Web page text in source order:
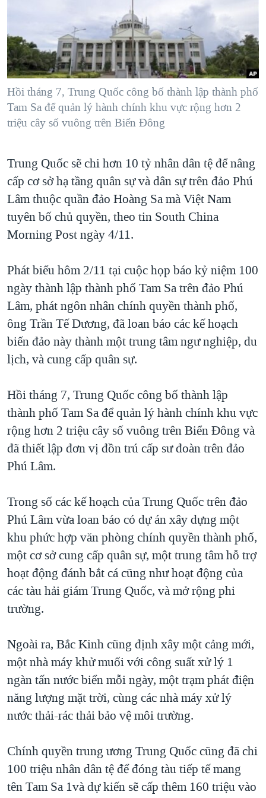
ĐỜI SỐNG
KINH TẾ
KHOA HỌC
SỨC KHOẺ
VĂN HOÁ
GIÁO DỤC
HÀNH TRÌNH BẦU CỬ 2024
MỘT NĂM CHIẾN TRANH TẠI DẢI GAZA
GIẢI MÃ VÀNH ĐAI & CON ĐƯỜNG
NGÀY TỊ NẠN THẾ GIỚI
TRỊNH VĨNH BÌNH - NGƯỜI HẠ 'BÊN THẮNG CUỘC'
GROUND ZERO – XƯA VÀ NAY
CÁC GIÁ TRỊ CỘNG HÒA Ở VIỆT NAM
THƯỢNG ĐỈNH TRUMP-KIM TẠI VIỆT NAM
TRỊNH VĨNH BÌNH VS. CHÍNH PHỦ VIỆT NAM
NGƯ DÂN VIỆT VÀ LÀN SÓNG TRỘM HẢI SÂM
NGHE
MẠNG XÃ HỘI
Ngôn ngữ khác
Hồi tháng 7, Trung Quốc công bố thành lập thành phố
Tam Sa để quản lý hành chính khu vực rộng hơn 2
triệu cây số vuông trên Biển Đông
Trung Quốc sẽ chi hơn 10 tỷ nhân dân tệ để nâng
cấp cơ sở hạ tầng quân sự và dân sự trên đảo Phú
Lâm thuộc quần đảo Hoàng Sa mà Việt Nam
tuyên bố chủ quyền, theo tin South China
Morning Post ngày 4/11.
Phát biểu hôm 2/11 tại cuộc họp báo kỷ niệm 100
ngày thành lập thành phố Tam Sa trên đảo Phú
Lâm, phát ngôn nhân chính quyền thành phố,
ông Trần Tế Dương, đã loan báo các kế hoạch
biến đảo này thành một trung tâm ngư nghiệp, du
lịch, và cung cấp quân sự.
Hồi tháng 7, Trung Quốc công bố thành lập
thành phố Tam Sa để quản lý hành chính khu vực
rộng hơn 2 triệu cây số vuông trên Biển Đông và
đã thiết lập đơn vị đồn trú cấp sư đoàn trên đảo
Phú Lâm.
Trong số các kế hoạch của Trung Quốc trên đảo
Phú Lâm vừa loan báo có dự án xây dựng một
khu phức hợp văn phòng chính quyền thành phố,
một cơ sở cung cấp quân sự, một trung tâm hỗ trợ
hoạt động đánh bắt cá cũng như hoạt động của
các tàu hải giám Trung Quốc, và mở rộng phi
trường.
Ngoài ra, Bắc Kinh cũng định xây một cảng mới,
một nhà máy khử muối với công suất xử lý 1
ngàn tấn nước biển mỗi ngày, một trạm phát điện
năng lượng mặt trời, cùng các nhà máy xử lý
nước thải-rác thải bảo vệ môi trường.
Chính quyền trung ương Trung Quốc cũng đã chi
100 triệu nhân dân tệ để đóng tàu tiếp tế mang
tên Tam Sa 1và dự kiến sẽ cấp thêm 160 triệu vào